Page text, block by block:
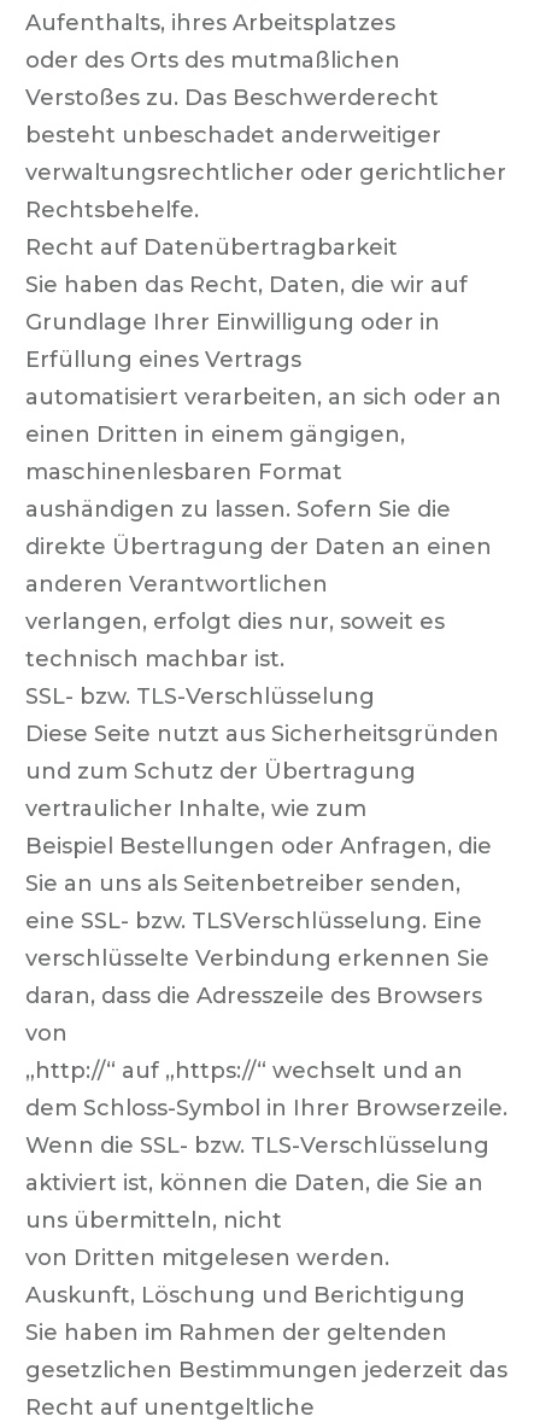
Aufenthalts, ihres Arbeitsplatzes
oder des Orts des mutmaßlichen
Verstoßes zu. Das Beschwerderecht
besteht unbeschadet anderweitiger
verwaltungsrechtlicher oder gerichtlicher
Rechtsbehelfe.
Recht auf Datenübertragbarkeit
Sie haben das Recht, Daten, die wir auf
Grundlage Ihrer Einwilligung oder in
Erfüllung eines Vertrags
automatisiert verarbeiten, an sich oder an
einen Dritten in einem gängigen,
maschinenlesbaren Format
aushändigen zu lassen. Sofern Sie die
direkte Übertragung der Daten an einen
anderen Verantwortlichen
verlangen, erfolgt dies nur, soweit es
technisch machbar ist.
SSL- bzw. TLS-Verschlüsselung
Diese Seite nutzt aus Sicherheitsgründen
und zum Schutz der Übertragung
vertraulicher Inhalte, wie zum
Beispiel Bestellungen oder Anfragen, die
Sie an uns als Seitenbetreiber senden,
eine SSL- bzw. TLSVerschlüsselung. Eine
verschlüsselte Verbindung erkennen Sie
daran, dass die Adresszeile des Browsers
von
„http://“ auf „https://“ wechselt und an
dem Schloss-Symbol in Ihrer Browserzeile.
Wenn die SSL- bzw. TLS-Verschlüsselung
aktiviert ist, können die Daten, die Sie an
uns übermitteln, nicht
von Dritten mitgelesen werden.
Auskunft, Löschung und Berichtigung
Sie haben im Rahmen der geltenden
gesetzlichen Bestimmungen jederzeit das
Recht auf unentgeltliche